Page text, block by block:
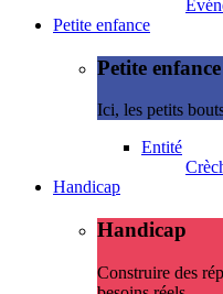
Petite enfance
Petite enfance
Ici, les petits
Entité
Handicap
Handicap
Construire des